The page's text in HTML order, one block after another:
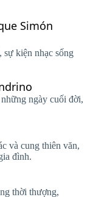
Simón
kiện nhạc sống
ngày cuối đời,
và cung thiên văn,
đình.
thời thượng,